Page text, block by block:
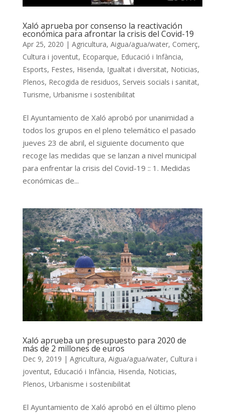
Xaló aprueba por consenso la reactivación
económica para afrontar la crisis del Covid-19
Apr 25, 2020 | Agricultura, Aigua/agua/water, Comerç,
Cultura i joventut, Ecoparque, Educació i Infància,
Esports, Festes, Hisenda, Igualtat i diversitat, Noticias,
Plenos, Recogida de residuos, Serveis socials i sanitat,
Turisme, Urbanisme i sostenibilitat
El Ayuntamiento de Xaló aprobó por unanimidad a
todos los grupos en el pleno telemático el pasado
jueves 23 de abril, el siguiente documento que
recoge las medidas que se lanzan a nivel municipal
para enfrentar la crisis del Covid-19 :: 1. Medidas
económicas de...
Xaló aprueba un presupuesto para 2020 de
más de 2 millones de euros
Dec 9, 2019 | Agricultura, Aigua/agua/water, Cultura i
joventut, Educació i Infància, Hisenda, Noticias,
Plenos, Urbanisme i sostenibilitat
El Ayuntamiento de Xaló aprobó en el último pleno